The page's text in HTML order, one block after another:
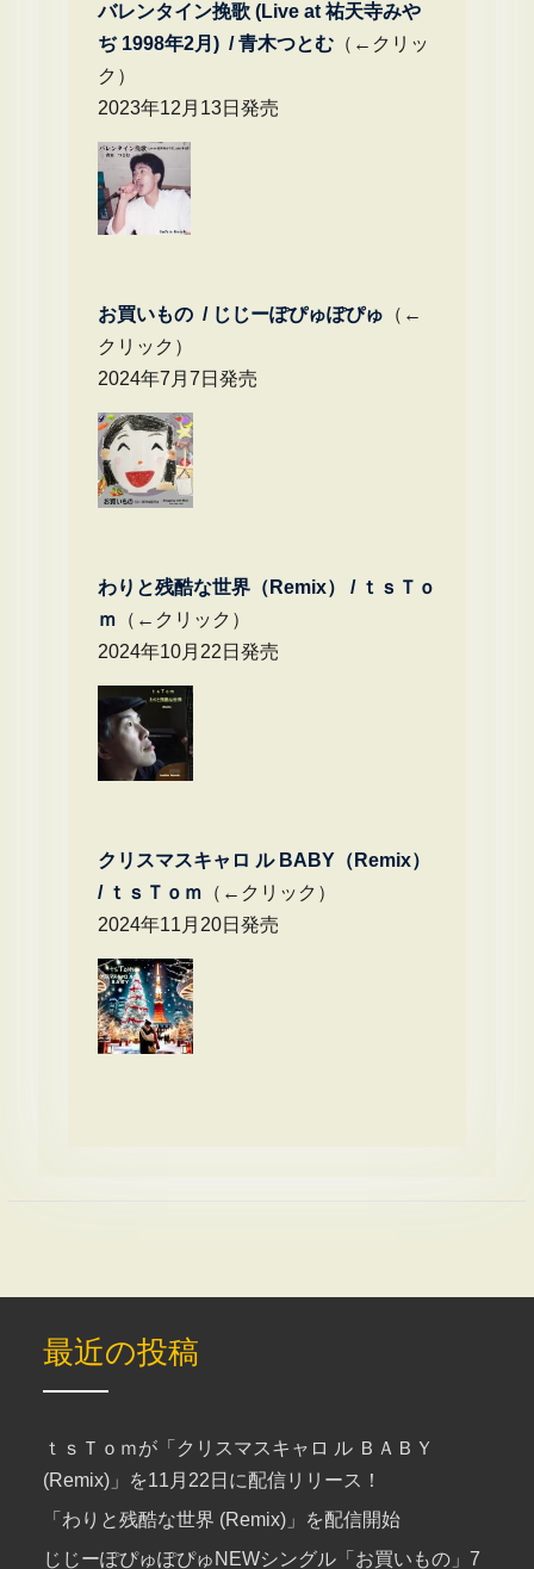
バレンタイン挽歌 (Live at 祐天寺みや
ぢ 1998年2月) / 青木つとむ（←クリッ
ク）
2023年12月13日発売
お買いもの / じじーぽぴゅぽぴゅ （←
クリック）
2024年7月7日発売
わりと残酷な世界（Remix） / ｔｓＴｏ
ｍ （←クリック）
2024年10月22日発売
クリスマスキャロ ル BABY（Remix）
/ ｔｓＴｏｍ （←クリック）
2024年11月20日発売
最近の投稿
ｔｓＴｏｍが「クリスマスキャロ ル ＢＡＢＹ
(Remix)」を11月22日に配信リリース！
「わりと残酷な世界 (Remix)」を配信開始
じじーぽぴゅぽぴゅNEWシングル「お買いもの」7